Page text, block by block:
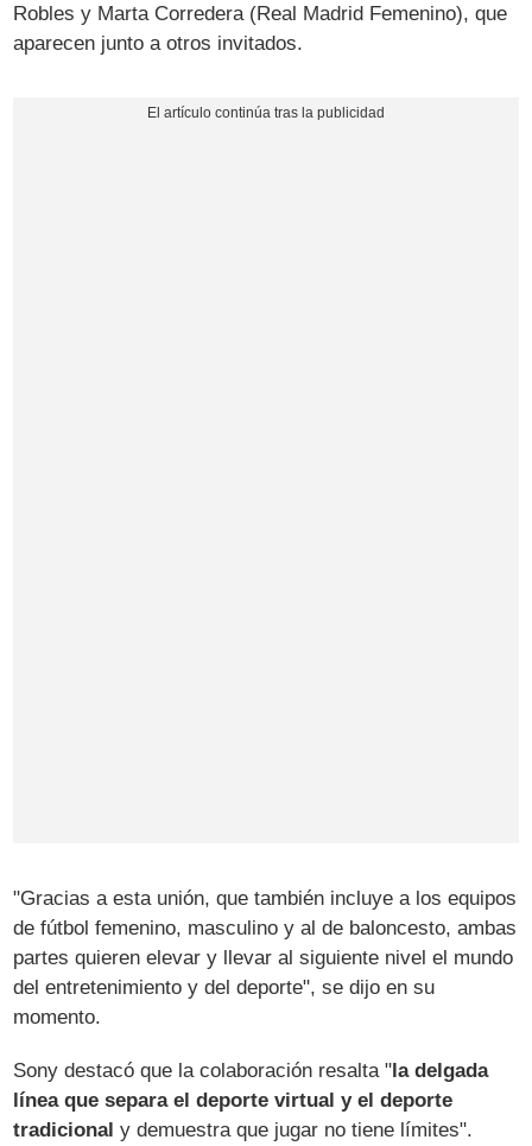
Robles y Marta Corredera (Real Madrid Femenino), que
aparecen junto a otros invitados.
"Gracias a esta unión, que también incluye a los equipos
de fútbol femenino, masculino y al de baloncesto, ambas
partes quieren elevar y llevar al siguiente nivel el mundo
del entretenimiento y del deporte", se dijo en su
momento.
Sony destacó que la colaboración resalta "la delgada
línea que separa el deporte virtual y el deporte
tradicional y demuestra que jugar no tiene límites".